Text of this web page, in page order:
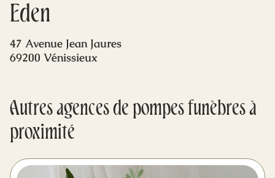
Eden
47 Avenue Jean Jaures
69200 Vénissieux
Autres agences de pompes funèbres à
proximité